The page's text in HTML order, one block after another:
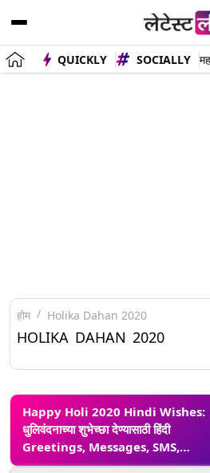
QUICKLY SOCIALLY
होम Holika Dahan 2020
HOLIKA DAHAN 2020
Happy Holi 2020 Hindi Wishes:
धुलिवंदनाच्या शुभेच्छा देण्यासाठी हिंदी
Greetings, Messages, SMS,
Wallpapers, Images,